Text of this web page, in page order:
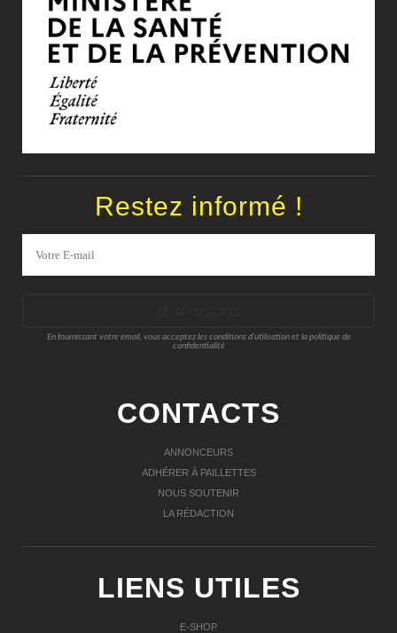
Restez informé !
En fournissant votre email, vous acceptez les conditions d‘utilisation et la politique de
confidentialité
CONTACTS
ANNONCEURS
ADHÉRER À PAILLETTES
NOUS SOUTENIR
LA RÉDACTION
LIENS UTILES
E-SHOP